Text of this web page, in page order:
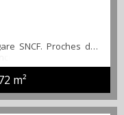
SNCF. Proches des
sécurisée, charmant
avec au rdc, une
sur terrasse,
2 chambres dont une
en bureau... 2
visiter...
m²